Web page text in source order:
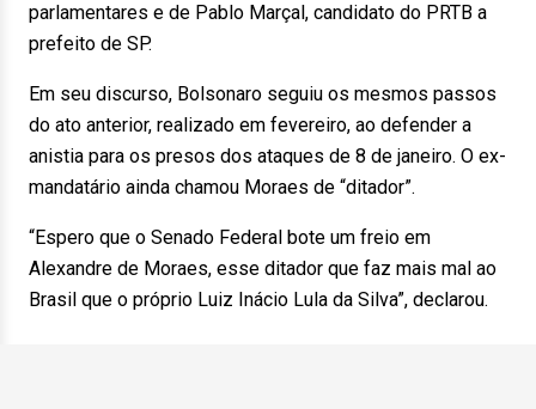
parlamentares e de Pablo Marçal, candidato do PRTB a
prefeito de SP.
Em seu discurso, Bolsonaro seguiu os mesmos passos
do ato anterior, realizado em fevereiro, ao defender a
anistia para os presos dos ataques de 8 de janeiro. O ex-
mandatário ainda chamou Moraes de “ditador”.
“Espero que o Senado Federal bote um freio em
Alexandre de Moraes, esse ditador que faz mais mal ao
Brasil que o próprio Luiz Inácio Lula da Silva”, declarou.